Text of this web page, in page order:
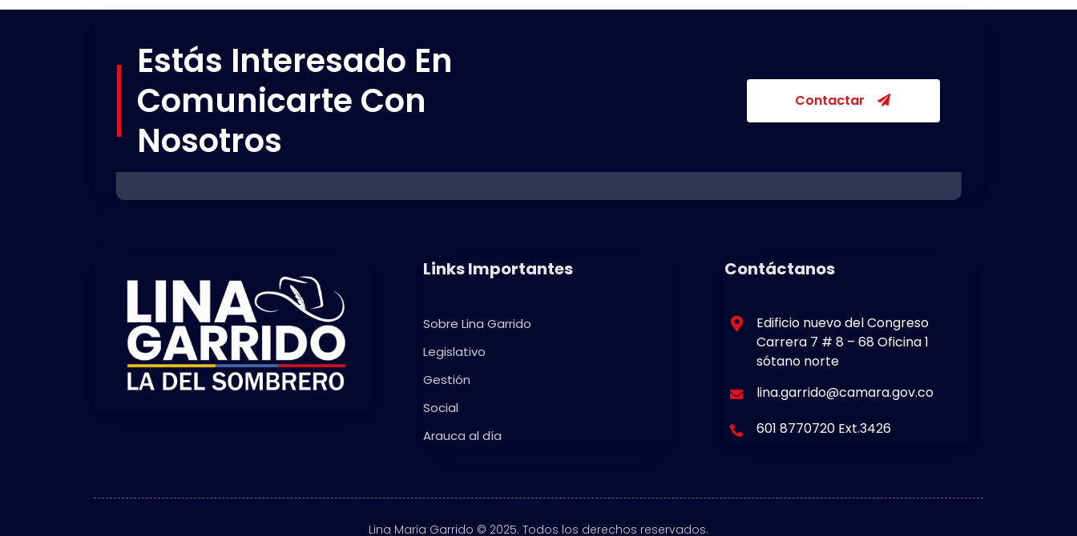
Estás Interesado En
Comunicarte Con
Nosotros
Contactar
Links Importantes
Sobre Lina Garrido
Legislativo
Gestión
Social
Arauca al día
Contáctanos
Edificio nuevo del Congreso
Carrera 7 # 8 – 68 Oficina 1
sótano norte
lina.garrido@camara.gov.co
601 8770720 Ext.3426
Lina Maria Garrido © 2025. Todos los derechos reservados.